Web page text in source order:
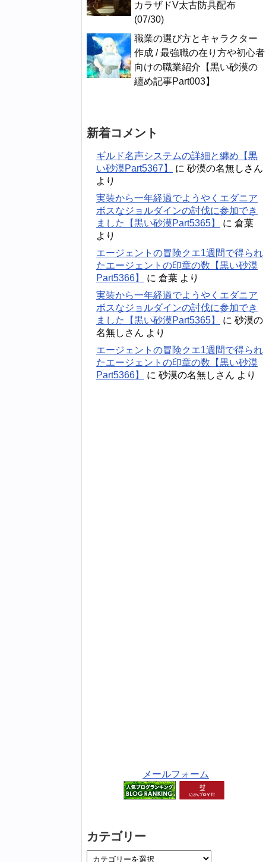
カラザドV太古防具配布
(07/30)
職業の選び方とキャラクター
作成 / 最強職の在り方や初心者
向けの職業紹介【黒い砂漠の
纏め記事Part003】
新着コメント
ギルド名声システムの詳細と纏め【黒
い砂漠Part5367】
に 砂漠の名無しさん
より
実装から一年経過でようやくエダニア
ボスなジョルダインの討伐に参加でき
ました【黒い砂漠Part5365】
に 倉葉
より
エージェントの冒険クエ1週間で得られ
たエージェントの印章の数【黒い砂漠
Part5366】
に 倉葉 より
実装から一年経過でようやくエダニア
ボスなジョルダインの討伐に参加でき
ました【黒い砂漠Part5365】
に 砂漠の
名無しさん より
エージェントの冒険クエ1週間で得られ
たエージェントの印章の数【黒い砂漠
Part5366】
に 砂漠の名無しさん より
メールフォーム
カテゴリー